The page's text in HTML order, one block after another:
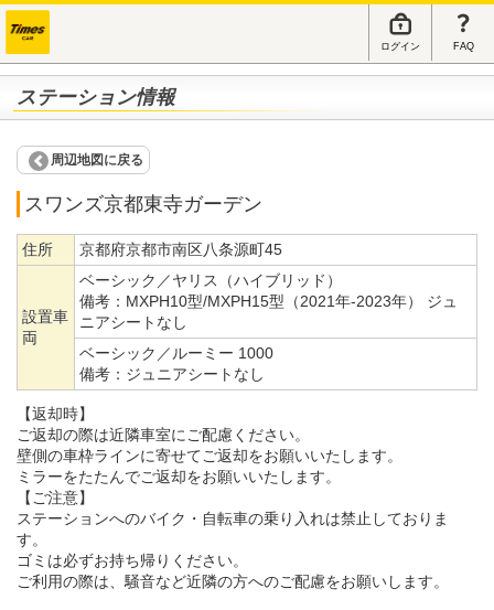
ログイン FAQ
ステーション情報
周辺地図に戻る
スワンズ京都東寺ガーデン
住所 京都府京都市南区八条源町45
設置車
両
ベーシック／ヤリス（ハイブリッド）
備考： MXPH10型/MXPH15型（2021年-2023年） ジュ
ニアシートなし
ベーシック／ルーミー 1000
備考： ジュニアシートなし
【返却時】
ご返却の際は近隣車室にご配慮ください。
壁側の車枠ラインに寄せてご返却をお願いいたします。
ミラーをたたんでご返却をお願いいたします。
【ご注意】
ステーションへのバイク・自転車の乗り入れは禁止しておりま
す。
ゴミは必ずお持ち帰りください。
ご利用の際は、騒音など近隣の方へのご配慮をお願いします。